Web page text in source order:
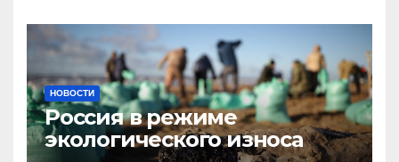
НОВОСТИ
Россия в режиме
экологического износа